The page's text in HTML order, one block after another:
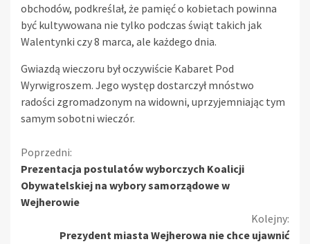
obchodów, podkreślał, że pamięć o kobietach powinna
być kultywowana nie tylko podczas świąt takich jak
Walentynki czy 8 marca, ale każdego dnia.
Gwiazdą wieczoru był oczywiście Kabaret Pod
Wyrwigroszem. Jego występ dostarczył mnóstwo
radości zgromadzonym na widowni, uprzyjemniając tym
samym sobotni wieczór.
Kontynuuj
czytanie
Poprzedni:
Prezentacja postulatów wyborczych Koalicji
Obywatelskiej na wybory samorządowe w
Wejherowie
Kolejny:
Prezydent miasta Wejherowa nie chce ujawnić